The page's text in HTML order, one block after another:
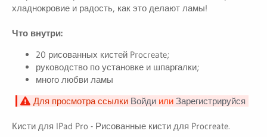
хладнокровие и радость, как это делают ламы!
Что внутри:
20 рисованных кистей Procreate;
руководство по установке и шпаргалки;
много любви ламы
Для просмотра ссылки Войди или Зарегистрируйся
Кисти для IPad Pro - Рисованные кисти для Procreate.